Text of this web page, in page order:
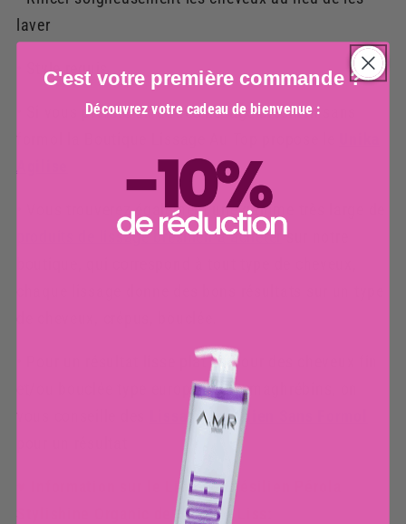
laver
• Style requis.
• Si vous préféré un autres lissage brésilien sans
• Vous trouverez également une gamme très large de
produits de lissage brésilien à acheter
sur notre
our un résultat lisse plat ou pour des cheveux fin
et/ou bouclée type européens ou maghrébins, on
Lissage Brésilien Sans Formol
♥ Information sur le Lissage Brésilien Pérola
Stylishine Organic de Eternity Liss:
C'est votre première commande ?
Découvrez votre cadeau de bienvenue :